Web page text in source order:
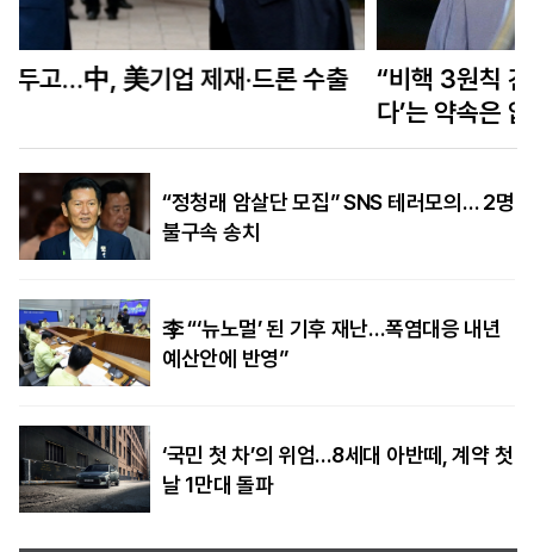
“비핵 3원칙 견지”한 다카이치…‘계속 지키겠
“정청래 암살단 모집” SNS 테러모의… 2명
불구속 송치
李 “‘뉴노멀’ 된 기후 재난…폭염대응 내년
예산안에 반영”
‘국민 첫 차’의 위엄…8세대 아반떼, 계약 첫
날 1만대 돌파